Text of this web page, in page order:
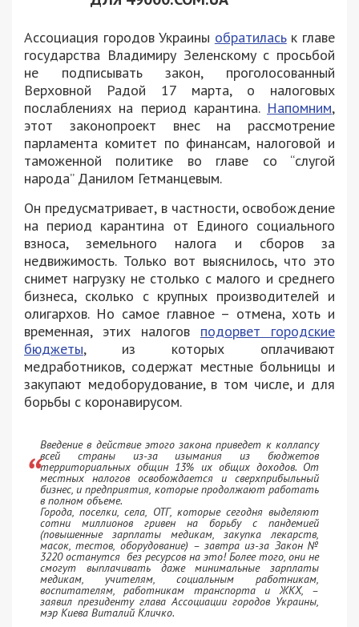
Ассоциация городов Украины обратиласьк главе
государства Владимиру Зеленскому с просьбой
не подписывать закон, проголосованный
Верховной Радой 17 марта, о налоговых
послаблениях на период карантина. Напомним,
этот законопроект внес на рассмотрение
парламента комитет по финансам, налоговой и
таможенной политике во главе со “слугой
народа” Данилом Гетманцевым.
Он предусматривает, в частности, освобождение
на период карантина от Единого социального
взноса, земельного налога и сборов за
недвижимость. Только вот выяснилось, что это
снимет нагрузку не столько с малого и среднего
бизнеса, сколько с крупных производителей и
олигархов. Но самое главное – отмена, хоть и
временная, этих налогов подорвет городские
бюджеты, из которых оплачивают
медработников, содержат местные больницы и
закупают медоборудование, в том числе, и для
борьбы с коронавирусом.
Введение в действие этого закона приведет к коллапсу
всей страны из-за изымания из бюджетов
территориальных общин 13% их общих доходов. От
местных налогов освобождается и сверхприбыльный
бизнес, и предприятия, которые продолжают работать
в полном объеме.
Города, поселки, села, ОТГ, которые сегодня выделяют
сотни миллионов гривен на борьбу с пандемией
(повышенные зарплаты медикам, закупка лекарств,
масок, тестов, оборудование) – завтра из-за Закон №
3220 останутся без ресурсов на это! Более того, они не
смогут выплачивать даже минимальные зарплаты
медикам, учителям, социальным работникам,
воспитателям, работникам транспорта и ЖКХ, –
заявил президенту глава Ассоциации городов Украины,
мэр Киева Виталий Кличко.